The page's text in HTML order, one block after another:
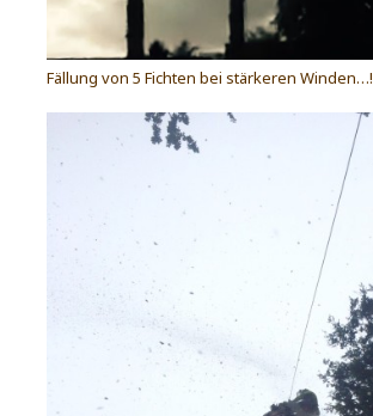
Fällung von 5 Fichten bei stärkeren Winden…!